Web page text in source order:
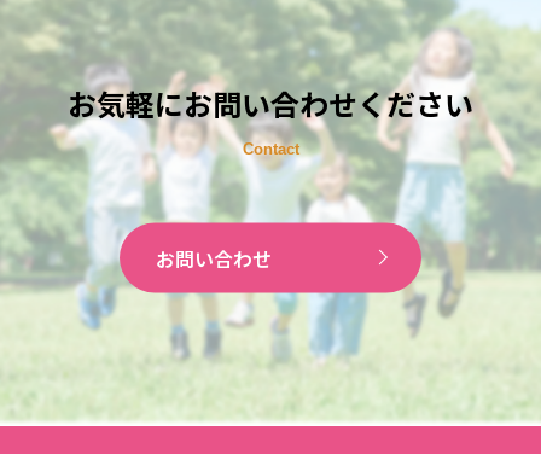
お気軽にお問い合わせください
お問い合わせ